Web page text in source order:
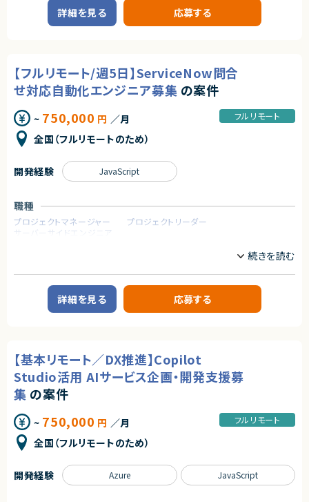
エージェントから
★ServiceNowのSPM領域に特化した構築・導入に携われ、専門性をさらに
高められます
です
CTO/VPoE/テックリード
プロジェクトマネージャー
プロジェクトリーダー
インフラエンジニア/SRE
フロントエンドエンジニア
サーバーサイドエンジニア
業務内容
◆業務内容
日程調整を支援するSaaSプロダクトにおいて、企画・設計から改善まで、プ
ロダクト開発を主導していただくポジションです。
・顧客課題を起点とした機能設計・UX/UI設計
・開発テーマの優先順位付けおよび進行マネジメント
・障害対応や運用面の改善を含むプロダクト品質の担保
・上記に付随する、経営・顧客・開発をつなぐ横断的な役割
◆応募者へのメッセージ
自らの判断やアウトプットでプロダクトと事業を前進させ、社会に価値ある
仕組みを残したい方のチャレンジを歓迎します。
◆会社・事業について
当社は、ビジネスシーンにおける日程調整業務を効率化するSaaSを自社で
企画・開発・提供しているスタートアップ企業です。
創業以来、外部資本に依存せず、継続的な売上成長と黒字経営を実現して
います。
提供しているサービスは、機能性やユーザー体験の評価が高く、国内のみな
らず海外からも注目され、グローバルに利用が拡大しています。
独自技術・特許を活用した他社にはない機能群
明確な差別化による高い市場競争力
Spring Spring Boot
TypeScript
詳細を見る 応募する
【フルリモート/週5日】ServiceNow問合
せ対応自動化エンジニア募集 の案件
~ 750,000 円 ／月
全国（フルリモートのため）
フルリモート
職種
プロジェクトマネージャー
プロジェクトリーダー
サーバーサイドエンジニア
【案件概要】
ServiceNowを活用し、問合せ対応業務の自動化・高度化を実現する基盤構
築プロジェクトです。
問合せ管理、FAQ検索、業務フロー自動化などを段階的に実装し、従来人手
に依存していた業務の効率化と品質向上を目指します。
【業務内容】
・ServiceNowを用いた問合せ対応自動化基盤の設計・開発
・問合せ管理、FAQ検索、業務フロー自動化機能の実装
・JavaScriptによるカスタマイズ開発
※リーダーポジションの場合
・顧客との折衝、要件定義
・開発メンバーの進捗管理
・プロジェクト全体の推進支援
開発経験 JavaScript
詳細を見る 応募する
【基本リモート／DX推進】Copilot
Studio活用 AIサービス企画・開発支援募
集 の案件
~ 750,000 円 ／月
全国（フルリモートのため）
フルリモート
開発経験 Azure JavaScript